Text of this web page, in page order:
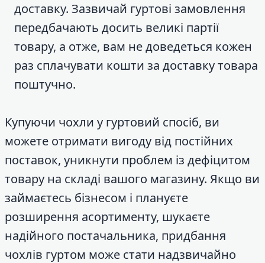
доставку. Зазвичай гуртові замовлення
передбачають досить великі партії
товару, а отже, вам не доведеться кожен
раз сплачувати кошти за доставку товара
поштучно.
Купуючи чохли у гуртовий спосіб, ви
можете отримати вигоду від постійних
поставок, уникнути проблем із дефіцитом
товару на складі вашого магазину. Якщо ви
займаєтесь бізнесом і плануєте
розширення асортименту, шукаєте
надійного постачальника, придбання
чохлів гуртом може стати надзвичайно